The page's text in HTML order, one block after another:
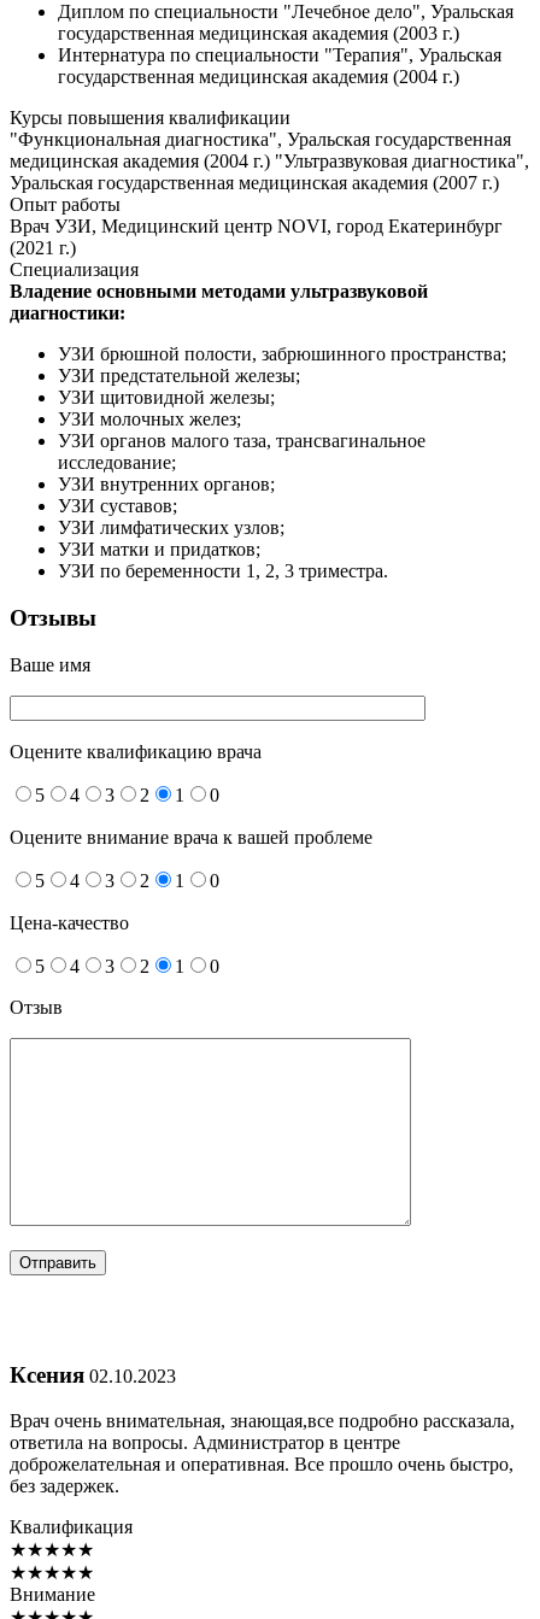
Диплом по специальности "Лечебное дело", Уральская
государственная медицинская академия (2003 г.)
Интернатура по специальности "Терапия", Уральская
государственная медицинская академия (2004 г.)
Курсы повышения квалификации
"Функциональная диагностика", Уральская государственная
медицинская академия (2004 г.) "Ультразвуковая диагностика",
Уральская государственная медицинская академия (2007 г.)
Опыт работы
Врач УЗИ, Медицинский центр NOVI, город Екатеринбург
(2021 г.)
Специализация
Владение основными методами ультразвуковой
диагностики:
УЗИ брюшной полости, забрюшинного пространства;
УЗИ предстательной железы;
УЗИ щитовидной железы;
УЗИ молочных желез;
УЗИ органов малого таза, трансвагинальное
исследование;
УЗИ внутренних органов;
УЗИ суставов;
УЗИ лимфатических узлов;
УЗИ матки и придатков;
УЗИ по беременности 1, 2, 3 триместра.
Отзывы
Ваше имя
Оцените квалификацию врача
5 4 3 2 1 0
Оцените внимание врача к вашей проблеме
5 4 3 2 1 0
Цена-качество
5 4 3 2 1
0
Отзыв
Ксения 02.10.2023
Врач очень внимательная, знающая,все подробно рассказала,
ответила на вопросы. Администратор в центре
доброжелательная и оперативная. Все прошло очень быстро,
без задержек.
Квалификация
★★★★★
★★★★★
Внимание